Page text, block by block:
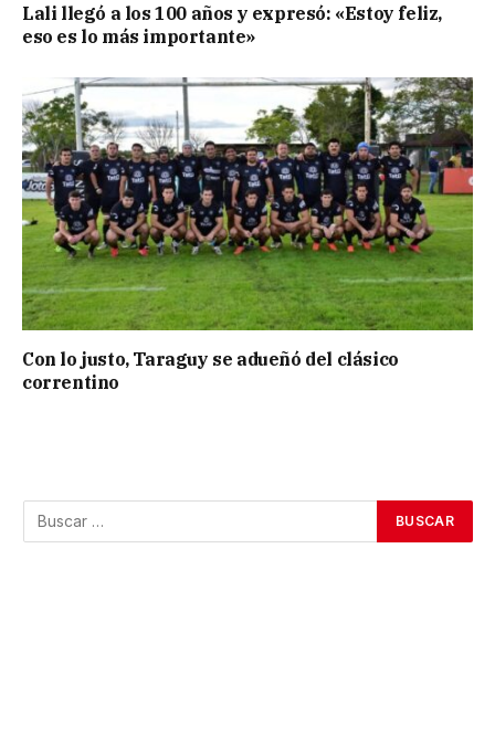
Lali llegó a los 100 años y expresó: «Estoy feliz,
eso es lo más importante»
Con lo justo, Taraguy se adueñó del clásico
correntino